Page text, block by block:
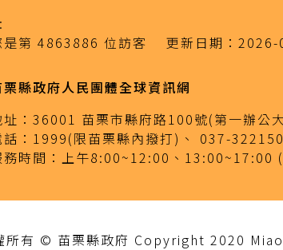
第 4863886 位訪客 更新日期： 2026-
栗縣政府人民團體全球資訊網
： 36001 苗栗市縣府路100號(第一辦公
： 1999(限苗栗縣內撥打)、 037-
時間： 上午8:00~12:00、13:00~17:00
所有 © 苗栗縣政府 Copyright 2020